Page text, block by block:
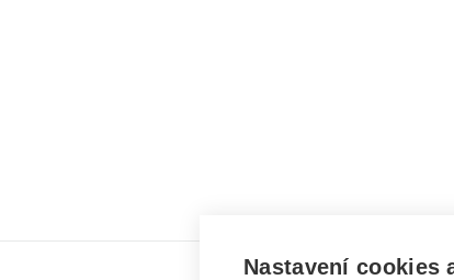
Nastavení cookies